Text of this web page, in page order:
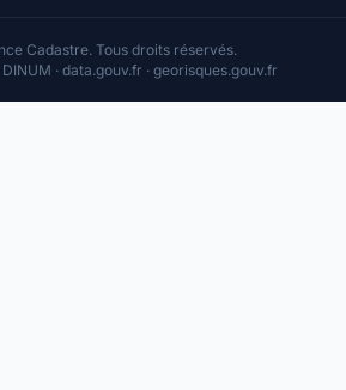
Cadastre. Tous droits réservés.
DINUM · data.gouv.fr · georisques.gouv.fr